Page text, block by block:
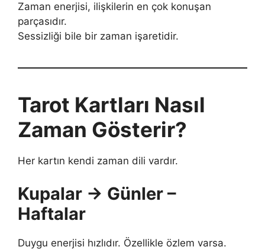
Zaman enerjisi, ilişkilerin en çok konuşan
parçasıdır.
Sessizliği bile bir zaman işaretidir.
Tarot Kartları Nasıl
Zaman Gösterir?
Her kartın kendi zaman dili vardır.
Kupalar → Günler –
Haftalar
Duygu enerjisi hızlıdır. Özellikle özlem varsa.